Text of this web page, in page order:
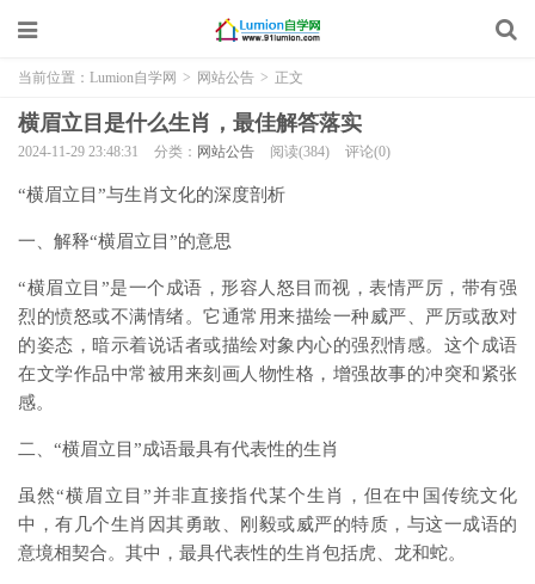
当前位置： Lumion自学网 > 网站公告 > 正文
横眉立目是什么生肖，最佳解答落实
2024-11-29 23:48:31 分类： 网站公告 阅读(384) 评论(0)
“横眉立目”与生肖文化的深度剖析
一、解释“横眉立目”的意思
“横眉立目”是一个成语，形容人怒目而视，表情严厉，带有强
烈的愤怒或不满情绪。它通常用来描绘一种威严、严厉或敌对
的姿态，暗示着说话者或描绘对象内心的强烈情感。这个成语
在文学作品中常被用来刻画人物性格，增强故事的冲突和紧张
感。
二、“横眉立目”成语最具有代表性的生肖
虽然“横眉立目”并非直接指代某个生肖，但在中国传统文化
中，有几个生肖因其勇敢、刚毅或威严的特质，与这一成语的
意境相契合。其中，最具代表性的生肖包括虎、龙和蛇。